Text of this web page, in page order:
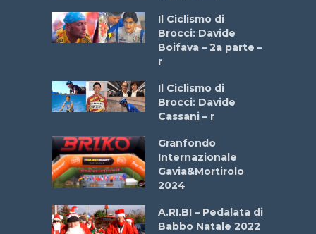
Il Ciclismo di
Brocci: Davide
Boifava – 2a parte –
r
Il Ciclismo di
Brocci: Davide
Cassani – r
Granfondo
Internazionale
Gavia&Mortirolo
2024
A.RI.BI – Pedalata di
Babbo Natale 2022